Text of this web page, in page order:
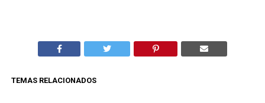
TEMAS RELACIONADOS